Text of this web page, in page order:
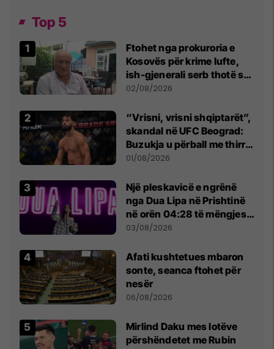
Top 5
Ftohet nga prokuroria e
Kosovës për krime lufte,
ish-gjenerali serb thotë se
dikush e tradhtoi në
02/08/2026
“Vrisni, vrisni shqiptarët”,
skandal në UFC Beograd:
Buzukja u përball me thirrje
anti-shqiptare nga
01/08/2026
Një pleskavicë e ngrënë
nga Dua Lipa në Prishtinë
në orën 04:28 të mëngjesit
- dhe bota digjitale serbe
03/08/2026
Afati kushtetues mbaron
sonte, seanca ftohet për
nesër
06/08/2026
Mirlind Daku mes lotëve
përshëndetet me Rubin